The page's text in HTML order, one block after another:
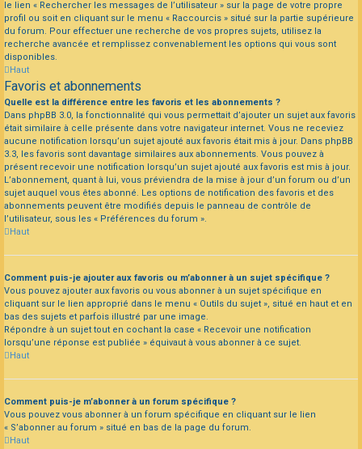
le lien « Rechercher les messages de l’utilisateur » sur la page de votre propre
profil ou soit en cliquant sur le menu « Raccourcis » situé sur la partie supérieure
du forum. Pour effectuer une recherche de vos propres sujets, utilisez la
recherche avancée et remplissez convenablement les options qui vous sont
disponibles.
Haut
Favoris et abonnements
Quelle est la différence entre les favoris et les abonnements ?
Dans phpBB 3.0, la fonctionnalité qui vous permettait d’ajouter un sujet aux favoris
était similaire à celle présente dans votre navigateur internet. Vous ne receviez
aucune notification lorsqu’un sujet ajouté aux favoris était mis à jour. Dans phpBB
3.3, les favoris sont davantage similaires aux abonnements. Vous pouvez à
présent recevoir une notification lorsqu’un sujet ajouté aux favoris est mis à jour.
L’abonnement, quant à lui, vous préviendra de la mise à jour d’un forum ou d’un
sujet auquel vous êtes abonné. Les options de notification des favoris et des
abonnements peuvent être modifiés depuis le panneau de contrôle de
l’utilisateur, sous les « Préférences du forum ».
Haut
Comment puis-je ajouter aux favoris ou m’abonner à un sujet spécifique ?
Vous pouvez ajouter aux favoris ou vous abonner à un sujet spécifique en
cliquant sur le lien approprié dans le menu « Outils du sujet », situé en haut et en
bas des sujets et parfois illustré par une image.
Répondre à un sujet tout en cochant la case « Recevoir une notification
lorsqu’une réponse est publiée » équivaut à vous abonner à ce sujet.
Haut
Comment puis-je m’abonner à un forum spécifique ?
Vous pouvez vous abonner à un forum spécifique en cliquant sur le lien
« S’abonner au forum » situé en bas de la page du forum.
Haut